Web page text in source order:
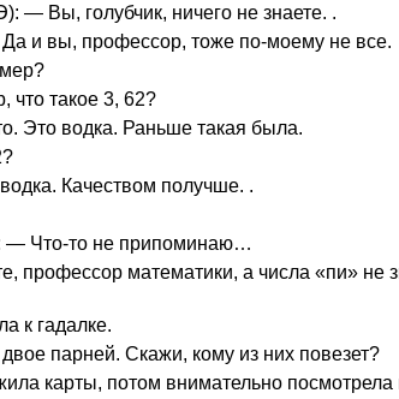
— Вы, голубчик, ничего не знаете. .
и вы, профессор, тоже по-моему не все.
такое 3, 62?
Это водка. Раньше такая была.
Качеством получше. .
— Что-то не припоминаю…
профессор математики, а числа «пи» не
к гадалке.
парней. Скажи, кому из них повезет?
карты, потом внимательно посмотрела